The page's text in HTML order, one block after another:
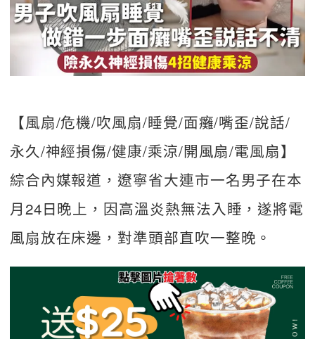
【風扇/危機/吹風扇/睡覺/面癱/嘴歪/說話/
永久/神經損傷/健康/乘涼/開風扇/電風扇】
綜合內媒報道，遼寧省大連市一名男子在本
月24日晚上，因高溫炎熱無法入睡，遂將電
風扇放在床邊，對準頭部直吹一整晚。